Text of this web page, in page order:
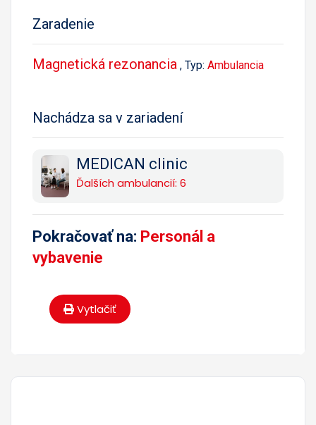
Zaradenie
Magnetická rezonancia , Typ: Ambulancia
Nachádza sa v zariadení
MEDICAN clinic
Ďalších ambulancií: 6
Pokračovať na: Personál a
vybavenie
Vytlačiť